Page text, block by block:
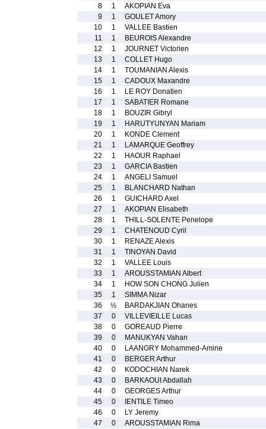
8
1
AKOPIAN Eva
9
1
GOULET Amory
10
1
VALLEE Bastien
11
1
BEUROIS Alexandre
12
1
JOURNET Victorien
13
1
COLLET Hugo
14
1
TOUMANIAN Alexis
15
1
CADOUX Maxandre
16
1
LE ROY Donatien
17
1
SABATIER Romane
18
1
BOUZIR Gibryl
19
1
HARUTYUNYAN Mariam
20
1
KONDE Clement
21
1
LAMARQUE Geoffrey
22
1
HAOUR Raphael
23
1
GARCIA Bastien
24
1
ANGELI Samuel
25
1
BLANCHARD Nathan
26
1
GUICHARD Axel
27
1
AKOPIAN Elisabeth
28
1
THILL-SOLENTE Penelope
29
1
CHATENOUD Cyril
30
1
RENAZE Alexis
31
1
TINOYAN David
32
1
VALLEE Louis
33
1
AROUSSTAMIAN Albert
34
1
HOW SON CHONG Julien
35
1
SIMMA Nizar
36
½
BARDAKJIAN Ohanes
37
0
VILLEVIEILLE Lucas
38
0
GOREAUD Pierre
39
0
MANUKYAN Vahan
40
0
LAANGRY Mohammed-Amine
41
0
BERGER Arthur
42
0
KODOCHIAN Narek
43
0
BARKAOUI Abdallah
44
0
GEORGES Arthur
45
0
IENTILE Timeo
46
0
LY Jeremy
47
0
AROUSSTAMIAN Rima